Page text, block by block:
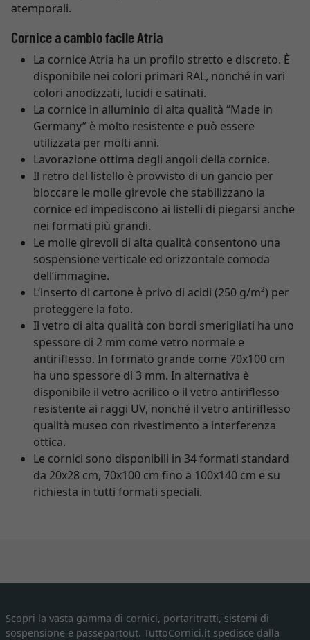
atemporali.
Cornice a cambio facile Atria
La cornice Atria ha un profilo stretto e discreto. È
disponibile nei colori primari RAL, nonché in vari
colori anodizzati, lucidi e satinati.
La cornice in alluminio di alta qualità “Made in
Germany” è molto resistente e può essere
utilizzata per molti anni.
Lavorazione ottima degli angoli della cornice.
Il retro del listello è provvisto di un gancio per
bloccare le molle girevole che stabilizzano la
cornice ed impediscono ai listelli di piegarsi anche
nei formati più grandi.
Le molle girevoli di alta qualità consentono una
sospensione verticale ed orizzontale comoda
dell’immagine.
L’inserto di cartone è privo di acidi (250 g/m²) per
proteggere la foto.
Il vetro di alta qualità con bordi smerigliati ha uno
spessore di 2 mm come vetro normale e
antiriflesso. In formato grande come 70x100 cm
ha uno spessore di 3 mm. In alternativa è
disponibile il vetro acrilico o il vetro antiriflesso
resistente ai raggi UV, nonché il vetro antiriflesso
qualità museo con rivestimento a interferenza
ottica.
Le cornici sono disponibili in 34 formati standard
da 20x28 cm, 70x100 cm fino a 100x140 cm e su
richiesta in tutti formati speciali.
Scopri la vasta gamma di cornici, portaritratti, sistemi di
sospensione e passepartout. TuttoCornici.it spedisce dalla